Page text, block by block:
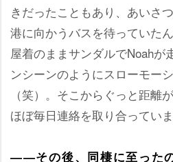
きだったこともあり、あいさ
港に向かうバスを待っていた
屋着のままサンダルでNoah
ンシーンのようにスローモー
（笑）。そこからぐっと距離
ほぼ毎日連絡を取り合っていま
――その後、同棲に至った